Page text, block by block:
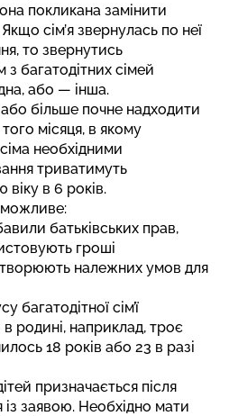
покликана замінити
сім’я звернулась по неї
то звернутись
багатодітних сімей
або — інша.
більше почне надходити
місяця, в якому
необхідними
триватимуть
в 6 років.
батьківських прав,
гроші
належних умов для
багатодітної сім’ї
родині, наприклад, троє
18 років або 23 в разі
призначається після
заявою. Необхідно мати